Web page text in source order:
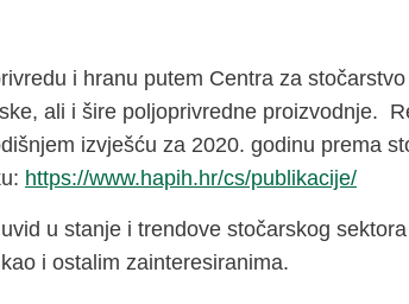
i hranu putem Centra za
ali i šire poljoprivredne proizvodnje.
izvješću za 2020. godinu prema
https://www.hapih.hr/cs/publikacije/
u stanje i trendove stočarskog
i ostalim zainteresiranima.